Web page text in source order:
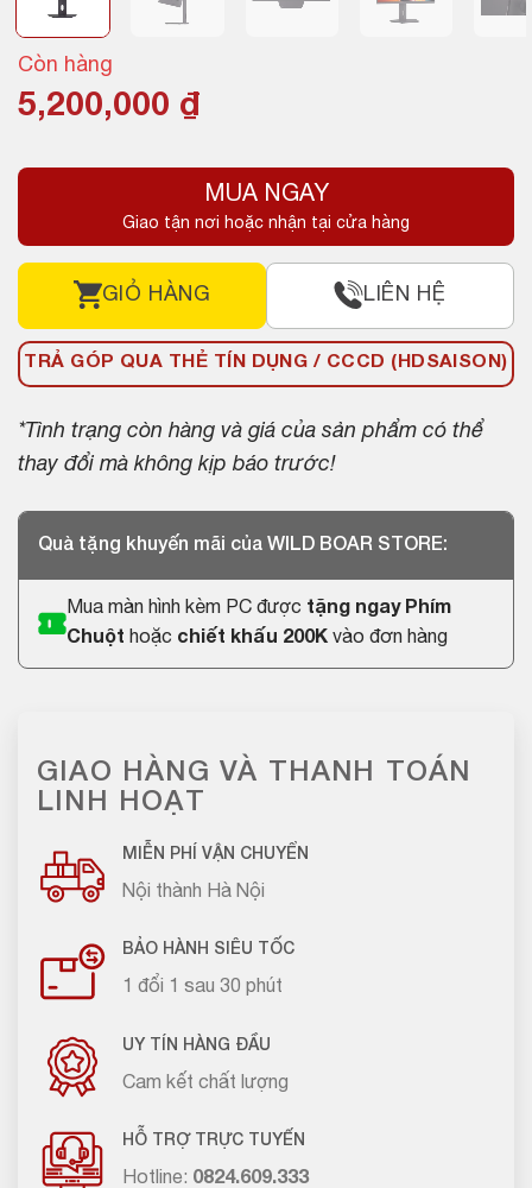
Còn hàng
5,200,000 ₫
MUA NGAY
Giao tận nơi hoặc nhận tại cửa hàng
GIỎ HÀNG LIÊN HỆ
TRẢ GÓP QUA THẺ TÍN DỤNG / CCCD (HDSAISON)
*Tình trạng còn hàng và giá của sản phẩm có thể
thay đổi mà không kịp báo trước!
Quà tặng khuyến mãi của WILD BOAR STORE:
Mua màn hình kèm PC được tặng ngay Phím
Chuột hoặc chiết khấu 200K vào đơn hàng
GIAO HÀNG VÀ THANH TOÁN
LINH HOẠT
MIỄN PHÍ VẬN CHUYỂN
Nội thành Hà Nội
BẢO HÀNH SIÊU TỐC
1 đổi 1 sau 30 phút
UY TÍN HÀNG ĐẦU
Cam kết chất lượng
HỖ TRỢ TRỰC TUYẾN
Hotline: 0824.609.333